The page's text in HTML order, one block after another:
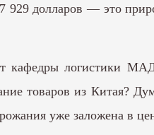
929 долларов — это
кафедры логистики
товаров из Китая?
уже заложена в